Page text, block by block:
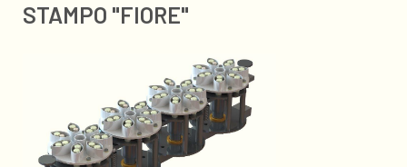
STAMPO "FIORE"